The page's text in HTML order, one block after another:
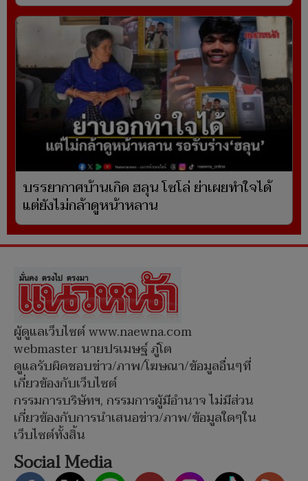
บรรยากาศบ้านเกิด ฮลุน โซโล่ ย่าเผยทำใจได้
แต่ยังไม่กล้าดูหน้าหลาน
ผู้ดูแลเว็บไซต์ www.naewna.com
webmaster นายปรเมษฐ์ ภู่โต
ดูแลรับผิดชอบข่าว/ภาพ/โฆษณา/ข้อมูลอื่นๆที่
เกี่ยวข้องกับเว็บไซต์
กรรมการบริษัทฯ, กรรมการผู้มีอำนาจ ไม่มีส่วน
เกี่ยวข้องกับการนำเสนอข่าว/ภาพ/ข้อมูลใดๆใน
เว็บไซต์ทั้งสิ้น
Social Media